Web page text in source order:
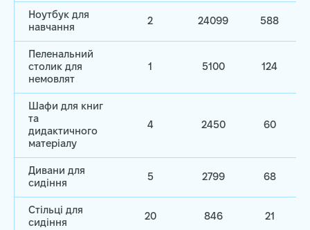
Ноутбук для
навчання
2 24099 588
Пеленальний
столик для
немовлят
1 5100 124
Шафи для книг
та
дидактичного
матеріалу
4 2450 60
Дивани для
сидіння
5 2799 68
Стільці для
сидіння
20 846 21